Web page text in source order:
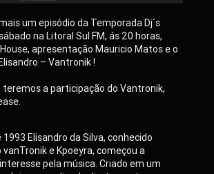
um episódio da Temporada Dj´s
na Litoral Sul FM, ás 20 horas,
apresentação Mauricio Matos e o
– Vantronik !
teremos a participação do Vantronik,
Elisandro da Silva, conhecido
e Kpoeyra, começou a
pela música. Criado em um